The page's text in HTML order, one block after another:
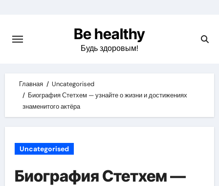
content
Be healthy
Будь здоровым!
Главная
Uncategorised
Биография Стетхем — узнайте о жизни и достижениях
знаменитого актёра
Uncategorised
Биография Стетхем —